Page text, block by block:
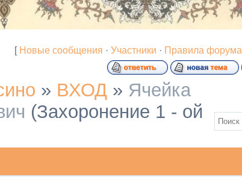
[ Новые сообщения · Участники · Правила форума
» ВХОД » Ячейка
(Захоронение 1 - ой